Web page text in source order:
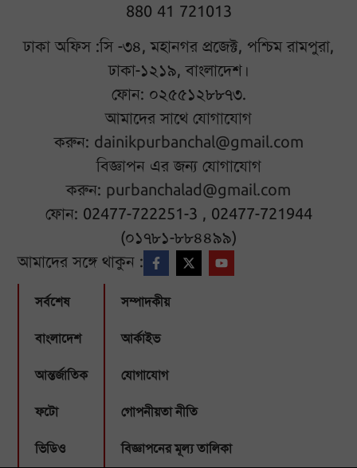
880 41 721013
ঢাকা অফিস :সি -৩৪, মহানগর প্রজেক্ট, পশ্চিম রামপুরা,
ঢাকা-১২১৯, বাংলাদেশ।
ফোন: ০২৫৫১২৮৮৭৩.
আমাদের সাথে যোগাযোগ
করুন: dainikpurbanchal@gmail.com
বিজ্ঞাপন এর জন্য যোগাযোগ
করুন: purbanchalad@gmail.com
ফোন: 02477-722251-3 , 02477-721944
(০১৭৮১-৮৮৪৪৯৯)
আমাদের সঙ্গে থাকুন :
সর্বশেষ
বাংলাদেশ
আন্তর্জাতিক
ফটো
ভিডিও
সম্পাদকীয়
আর্কাইভ
যোগাযোগ
গোপনীয়তা নীতি
বিজ্ঞাপনের মূল্য তালিকা